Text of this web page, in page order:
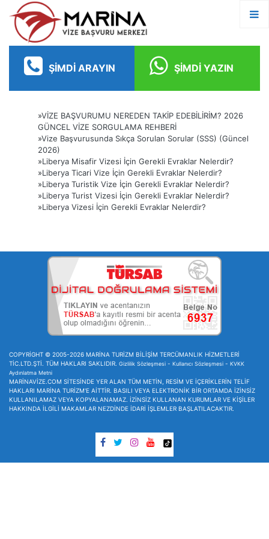
ŞIMDI ARAYIN ŞIMDI YAZIN
»VİZE BAŞVURUMU NEREDEN TAKİP EDEBİLİRİM? 2026
GÜNCEL VİZE SORGULAMA REHBERİ
»Vize Başvurusunda Sıkça Sorulan Sorular (SSS) (Güncel
2026)
»Liberya Misafir Vizesi İçin Gerekli Evraklar Nelerdir?
»Liberya Ticari Vize İçin Gerekli Evraklar Nelerdir?
»Liberya Turistik Vize İçin Gerekli Evraklar Nelerdir?
»Liberya Turist Vizesi İçin Gerekli Evraklar Nelerdir?
»Liberya Vizesi İçin Gerekli Evraklar Nelerdir?
COPYRİGHT © 2005-2026 MARİNA TURİZM BİLİŞİM TERCÜMANLIK HİZMETLERİ
TİC.LTD.ŞTİ. TÜM HAKLARI SAKLIDIR. Gizlilik Sözleşmesi - Kullanıcı Sözleşmesi - KVKK
Aydınlatma Metni
MARİNAVİZE.COM SİTESİNDE YER ALAN TÜM METİN, RESİM VE İÇERİKLERİN TELİF
HAKLARI MARİNA TURİZM'E AİTTİR. BASILI VEYA ELEKTRONİK BİR ORTAMDA İZİNSİZ
KULLANILAMAZ VEYA KOPYALANAMAZ. İZİNSİZ KULLANAN KURUMLAR VE KİŞİLER
HAKKINDA İLGİLİ MAKAMLAR NEZDİNDE İDARİ İŞLEMLER BAŞLATILACAKTIR.